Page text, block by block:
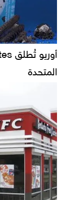
المتحدة